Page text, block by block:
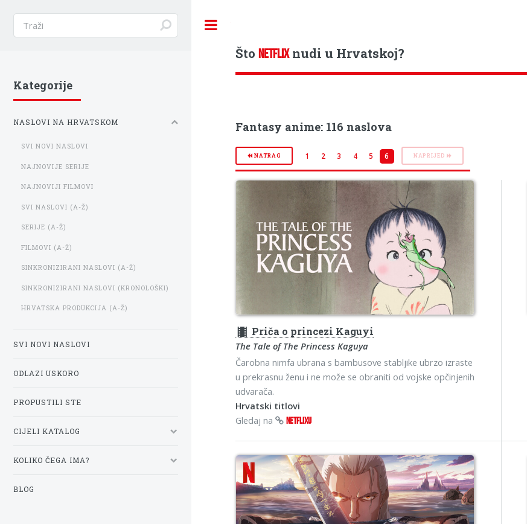
ŠtoNETFLIXnudi u Hrvatskoj?
Fantasy anime: 116 naslova
NATRAG 1 2 3 4 5 6 NAPRIJED
theaters Priča o princezi Kaguyi
The Tale of The Princess Kaguya
Čarobna nimfa ubrana s bambusove stabljike ubrzo izraste
u prekrasnu ženu i ne može se obraniti od vojske opčinjenih
udvarača.
Hrvatski titlovi
Gledaj na
NETFLIXU
Kategorije
NASLOVI NA HRVATSKOM
SVI NOVI NASLOVI
NAJNOVIJE SERIJE
NAJNOVIJI FILMOVI
SVI NASLOVI (A-Ž)
SERIJE (A-Ž)
FILMOVI (A-Ž)
SINKRONIZIRANI NASLOVI (A-Ž)
SINKRONIZIRANI NASLOVI (KRONOLOŠKI)
HRVATSKA PRODUKCIJA (A-Ž)
SVI NOVI NASLOVI
ODLAZI USKORO
PROPUSTILI STE
CIJELI KATALOG
KOLIKO ČEGA IMA?
BLOG
Toggle